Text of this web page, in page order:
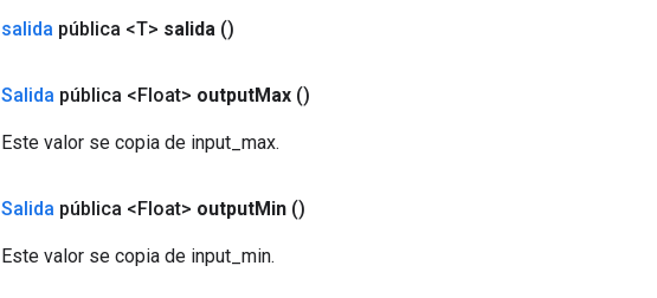
salida pública <T> salida ()
Salida pública <Float> outputMax ()
Este valor se copia de input_max.
Salida pública <Float> outputMin ()
Este valor se copia de input_min.